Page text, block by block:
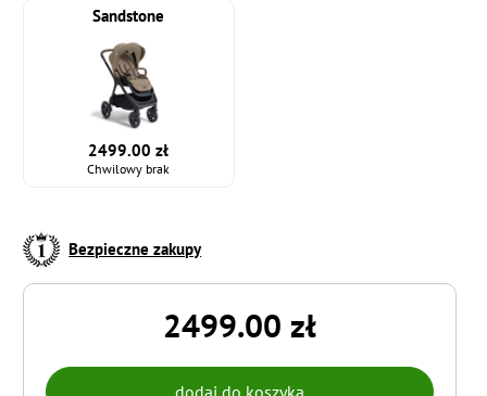
Sandstone
2499.00 zł
Chwilowy brak
Bezpieczne zakupy
2499.00 zł